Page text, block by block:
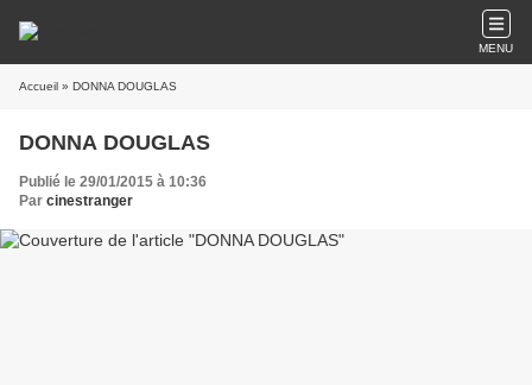
MENU
Accueil » DONNA DOUGLAS
DONNA DOUGLAS
Publié le 29/01/2015 à 10:36
Par cinestranger